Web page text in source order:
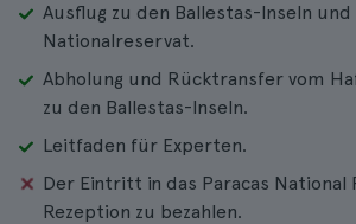
Ausflug zu den Ballestas-Inseln
Nationalreservat.
Abholung und Rücktransfer vom
zu den Ballestas-Inseln.
Leitfaden für Experten.
Der Eintritt in das Paracas National
Rezeption zu bezahlen.